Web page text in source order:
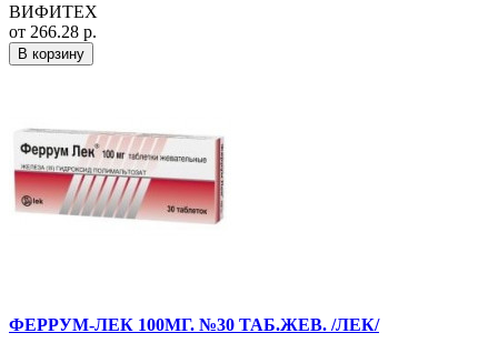
ВИФИТЕХ
от 266.28 р.
В корзину
ФЕРРУМ-ЛЕК 100МГ. №30 ТАБ.ЖЕВ. /ЛЕК/